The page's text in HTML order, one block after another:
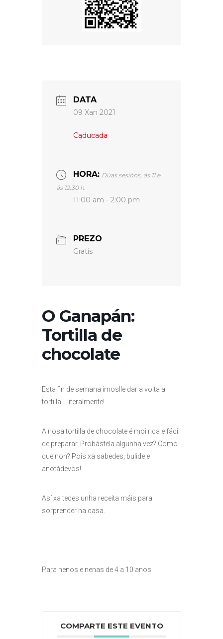
DATA
09 Xan 2021
Caducada
HORA: Dúas sesións, ás 11 e
ás 12.30 h.
11:00 am - 2:00 pm
PREZO
Gratis
O Ganapán:
Tortilla de
chocolate
Esta fin de semana ímoslle dar a volta a
tortilla… literalmente!
A nosa tortilla de chocolate é moi rica e fácil
de preparar. Probástela algunha vez? Como
que non? Pois xa sabedes, bulide e
anotádevos!
Así xa tedes unha receita máis para
sorprender na casa.
Para nenos e nenas de 4 a 10 anos.
COMPARTE ESTE EVENTO